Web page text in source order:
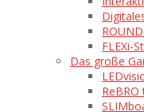
FLEXi-
Das große